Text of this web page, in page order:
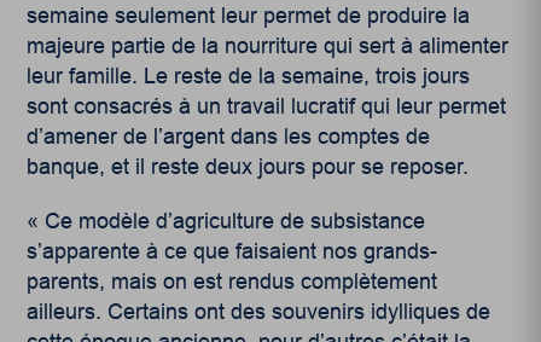
semaine seulement leur permet de produire la
majeure partie de la nourriture qui sert à alimenter
leur famille. Le reste de la semaine, trois jours
sont consacrés à un travail lucratif qui leur permet
d’amener de l’argent dans les comptes de
banque, et il reste deux jours pour se reposer.
« Ce modèle d’agriculture de subsistance
s’apparente à ce que faisaient nos grands-
parents, mais on est rendus complètement
ailleurs. Certains ont des souvenirs idylliques de